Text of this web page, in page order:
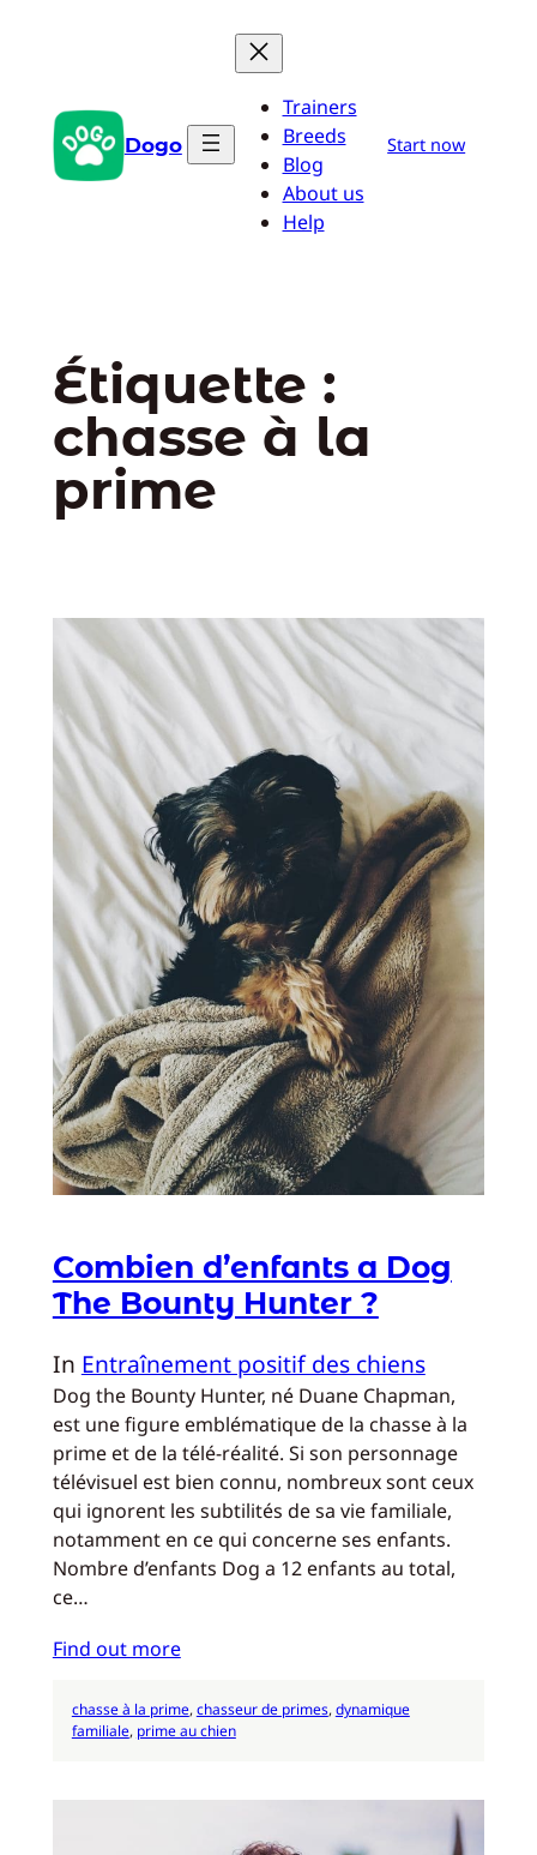
Dogo
Trainers
Breeds
Blog
About us
Help
Start now
Étiquette :
chasse à la
prime
Combien d’enfants a Dog
The Bounty Hunter ?
In Entraînement positif des chiens
Dog the Bounty Hunter, né Duane Chapman,
est une figure emblématique de la chasse à la
prime et de la télé-réalité. Si son personnage
télévisuel est bien connu, nombreux sont ceux
qui ignorent les subtilités de sa vie familiale,
notamment en ce qui concerne ses enfants.
Nombre d’enfants Dog a 12 enfants au total,
ce…
Find out more
chasse à la prime, chasseur de primes, dynamique
familiale, prime au chien